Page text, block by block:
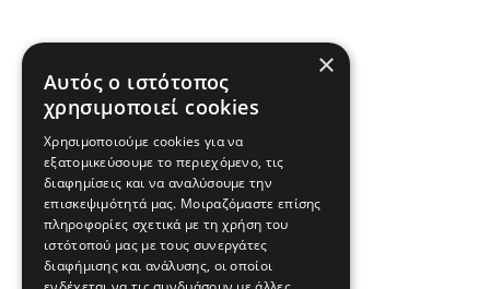
×
Αυτός ο ιστότοπος
χρησιμοποιεί cookies
Χρησιμοποιούμε cookies για να
εξατομικεύσουμε το περιεχόμενο, τις
διαφημίσεις και να αναλύσουμε την
επισκεψιμότητά μας. Μοιραζόμαστε επίσης
πληροφορίες σχετικά με τη χρήση του
ιστότοπού μας με τους συνεργάτες
διαφήμισης και ανάλυσης, οι οποίοι